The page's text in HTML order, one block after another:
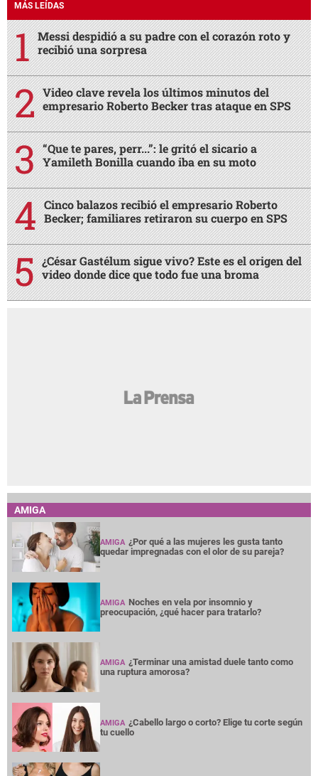
MÁS LEÍDAS
Messi despidió a su padre con el corazón roto y
recibió una sorpresa
Video clave revela los últimos minutos del
empresario Roberto Becker tras ataque en SPS
“Que te pares, perr...”: le gritó el sicario a
Yamileth Bonilla cuando iba en su moto
Cinco balazos recibió el empresario Roberto
Becker; familiares retiraron su cuerpo en SPS
¿César Gastélum sigue vivo? Este es el origen del
video donde dice que todo fue una broma
AMIGA
AMIGA ¿Por qué a las mujeres les gusta tanto
quedar impregnadas con el olor de su pareja?
AMIGA Noches en vela por insomnio y
preocupación, ¿qué hacer para tratarlo?
AMIGA ¿Terminar una amistad duele tanto como
una ruptura amorosa?
AMIGA ¿Cabello largo o corto? Elige tu corte según
tu cuello